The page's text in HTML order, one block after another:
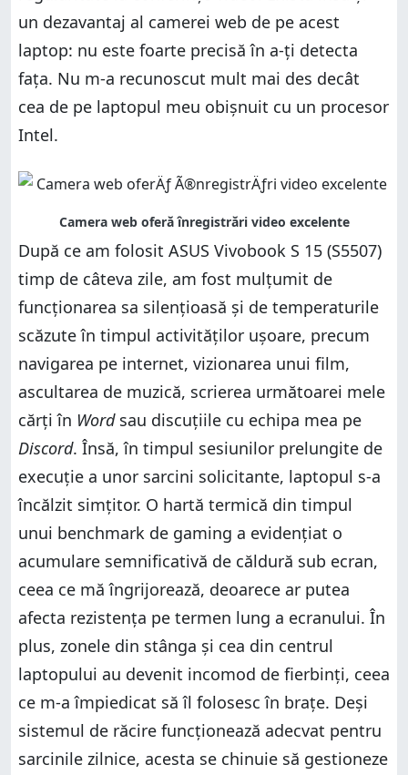
un dezavantaj al camerei web de pe acest
laptop: nu este foarte precisă în a-ți detecta
fața. Nu m-a recunoscut mult mai des decât
cea de pe laptopul meu obișnuit cu un procesor
Intel.
După ce am folosit ASUS Vivobook S 15 (S5507)
timp de câteva zile, am fost mulțumit de
funcționarea sa silențioasă și de temperaturile
scăzute în timpul activităților ușoare, precum
navigarea pe internet, vizionarea unui film,
ascultarea de muzică, scrierea următoarei mele
cărți în Word sau discuțiile cu echipa mea pe
Discord. Însă, în timpul sesiunilor prelungite de
execuție a unor sarcini solicitante, laptopul s-a
încălzit simțitor. O hartă termică din timpul
unui benchmark de gaming a evidențiat o
acumulare semnificativă de căldură sub ecran,
ceea ce mă îngrijorează, deoarece ar putea
afecta rezistența pe termen lung a ecranului. În
plus, zonele din stânga și cea din centrul
laptopului au devenit incomod de fierbinți, ceea
ce m-a împiedicat să îl folosesc în brațe. Deși
sistemul de răcire funcționează adecvat pentru
sarcinile zilnice, acesta se chinuie să gestioneze